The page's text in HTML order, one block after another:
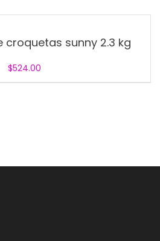
croquetas sunny 2.3 kg
$524.00